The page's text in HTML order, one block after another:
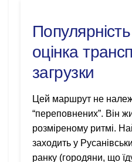
оцінка
загрузки
Цей маршрут не
“переповнених”. Він
розміреному ритмі.
заходить у
ранку (городяни, що